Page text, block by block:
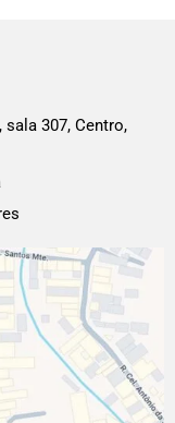
sala 307, Centro,